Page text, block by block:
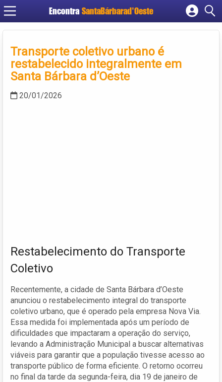
Encontra SantaBárbarad'Oeste
Cadastrar empresa
Criar conta
Transporte coletivo urbano é
restabelecido integralmente em
Santa Bárbara d’Oeste
20/01/2026
Restabelecimento do Transporte
Coletivo
Recentemente, a cidade de Santa Bárbara d’Oeste
anunciou o restabelecimento integral do transporte
coletivo urbano, que é operado pela empresa Nova Via.
Essa medida foi implementada após um período de
dificuldades que impactaram a operação do serviço,
levando a Administração Municipal a buscar alternativas
viáveis para garantir que a população tivesse acesso ao
transporte público de forma eficiente. O retorno ocorreu
no final da tarde da segunda-feira, dia 19 de janeiro de